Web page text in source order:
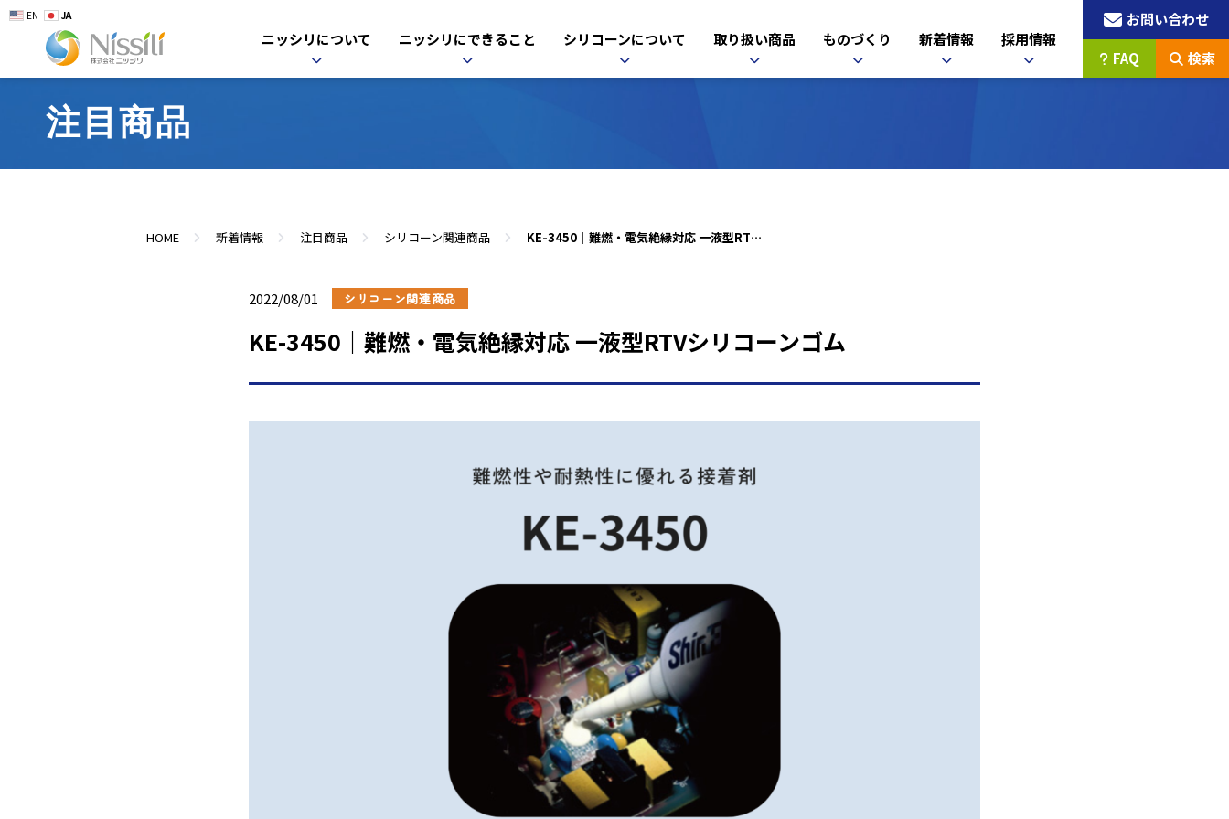
ニッシリについて ニッシリにできること シリコーンについて 取り扱い商品 ものづくり 新着情報 採用情報
お問い合わせ
FAQ 検索
注目商品
HOME 新着情報 注目商品 シリコーン関連商品 KE-3450｜難燃・電気絶縁対応 一液型RTVシリコーンゴム
2022/08/01 シリコーン関連商品
KE-3450｜難燃・電気絶縁対応 一液型RTVシリコーンゴム
EN JA